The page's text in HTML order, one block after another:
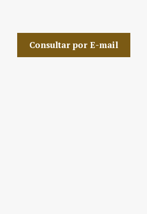
Consultar por E-mail